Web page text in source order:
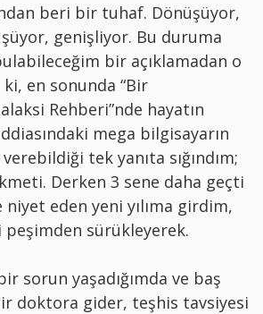
beri bir tuhaf. Dönüşüyor,
genişliyor. Bu duruma
bir açıklamadan o
en sonunda “Bir
Rehberi”nde hayatın
mega bilgisayarın
tek yanıta sığındım;
Derken 3 sene daha geçti
niyet eden yeni yılıma girdim,
sürükleyerek.
sorun yaşadığımda ve baş
doktora gider, teşhis tavsiyesi